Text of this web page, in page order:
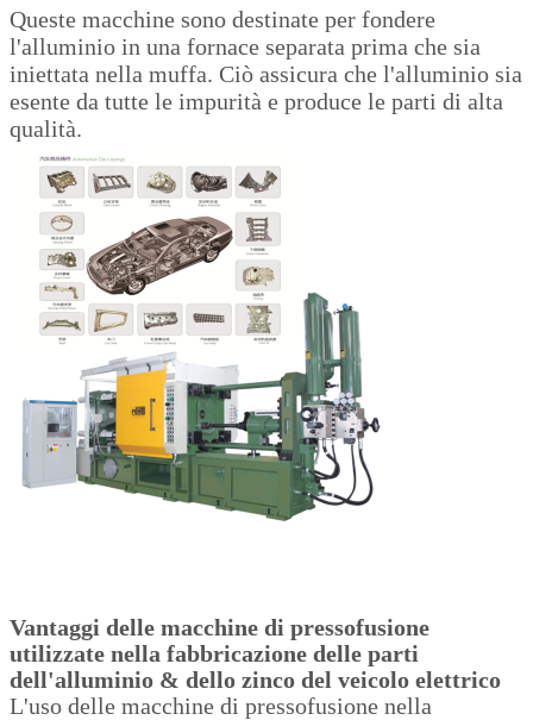
Queste macchine sono destinate per fondere
l'alluminio in una fornace separata prima che sia
iniettata nella muffa. Ciò assicura che l'alluminio sia
esente da tutte le impurità e produce le parti di alta
qualità.
Vantaggi delle macchine di pressofusione
utilizzate nella fabbricazione delle parti
dell'alluminio & dello zinco del veicolo elettrico
L'uso delle macchine di pressofusione nella